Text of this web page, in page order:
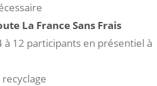
La France Sans Frais
à 12 participants en présentiel à